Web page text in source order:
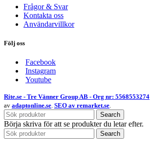
Frågor & Svar
Kontakta oss
Användarvillkor
Följ oss
Facebook
Instagram
Youtube
Rite.se - Tre Vänner Group AB - Org nr: 5568553274
av adaptonline.se. SEO av remarket.se.
Search
Börja skriva för att se produkter du letar efter.
Search